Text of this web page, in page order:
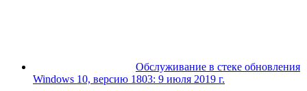
Обслуживание в стеке обновления
Windows 10, версию 1803: 9 июля 2019 г.